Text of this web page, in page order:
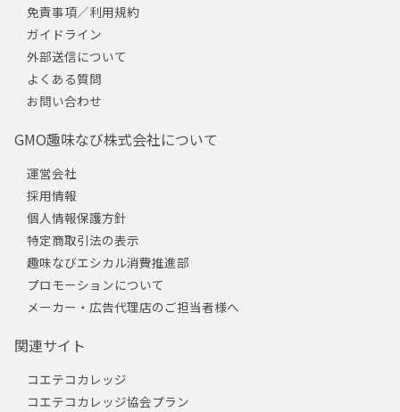
免責事項／利用規約
ガイドライン
外部送信について
よくある質問
お問い合わせ
GMO趣味なび株式会社について
運営会社
採用情報
個人情報保護方針
特定商取引法の表示
趣味なびエシカル消費推進部
プロモーションについて
メーカー・広告代理店のご担当者様へ
関連サイト
コエテコカレッジ
コエテコカレッジ協会プラン